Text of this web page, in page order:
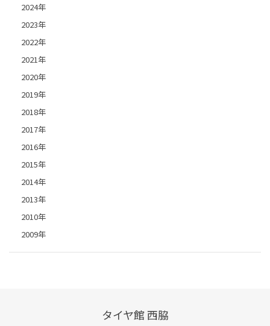
2024年
2023年
2022年
2021年
2020年
2019年
2018年
2017年
2016年
2015年
2014年
2013年
2010年
2009年
タイヤ館 西脇